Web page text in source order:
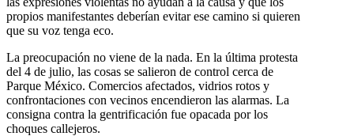
propios manifestantes deberían evitar ese camino si quieren
que su voz tenga eco.
La preocupación no viene de la nada. En la última protesta
del 4 de julio, las cosas se salieron de control cerca de
Parque México. Comercios afectados, vidrios rotos y
confrontaciones con vecinos encendieron las alarmas. La
consigna contra la gentrificación fue opacada por los
choques callejeros.